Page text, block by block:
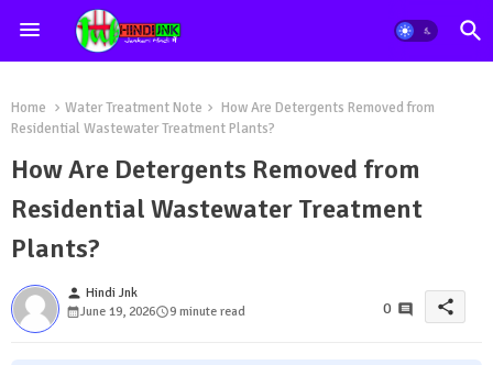
Home Water Treatment Note
How Are Detergents Removed from
Residential Wastewater Treatment Plants?
How Are Detergents Removed from
Residential Wastewater Treatment
Plants?
person Hindi Jnk
June 19, 2026
9 minute read 0 share